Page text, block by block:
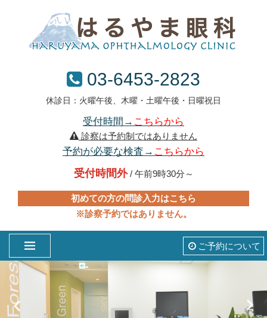
03-6453-2823
休診日：火曜午後、木曜・土曜午後・日曜祝日
受付時間→ こちらから
診察は予約制ではありません
予約が必要な検査→ こちらから
受付時間外/ 午前9時30分～
初めての方の問診入力はこちら
※診察予約ではありません。
ご予約について